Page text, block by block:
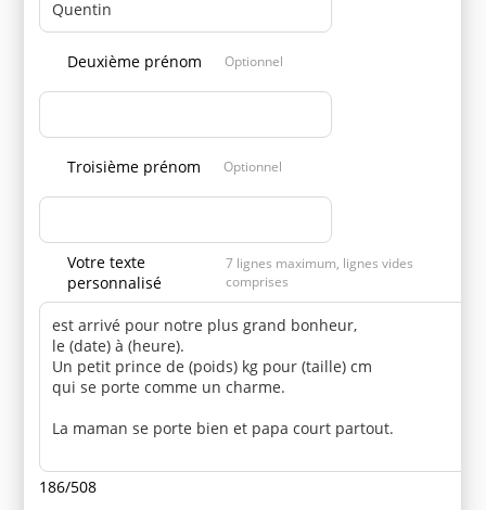
Deuxième prénom Optionnel
Troisième prénom Optionnel
Votre texte
personnalisé
7 lignes maximum, lignes vides
comprises
186/508